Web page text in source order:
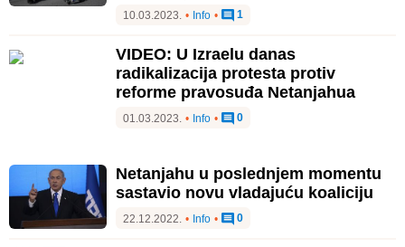
10.03.2023. • Info • 1
VIDEO: U Izraelu danas
radikalizacija protesta protiv
reforme pravosuđa Netanjahua
01.03.2023. • Info • 0
Netanjahu u poslednjem momentu
sastavio novu vladajuću koaliciju
22.12.2022. • Info • 0